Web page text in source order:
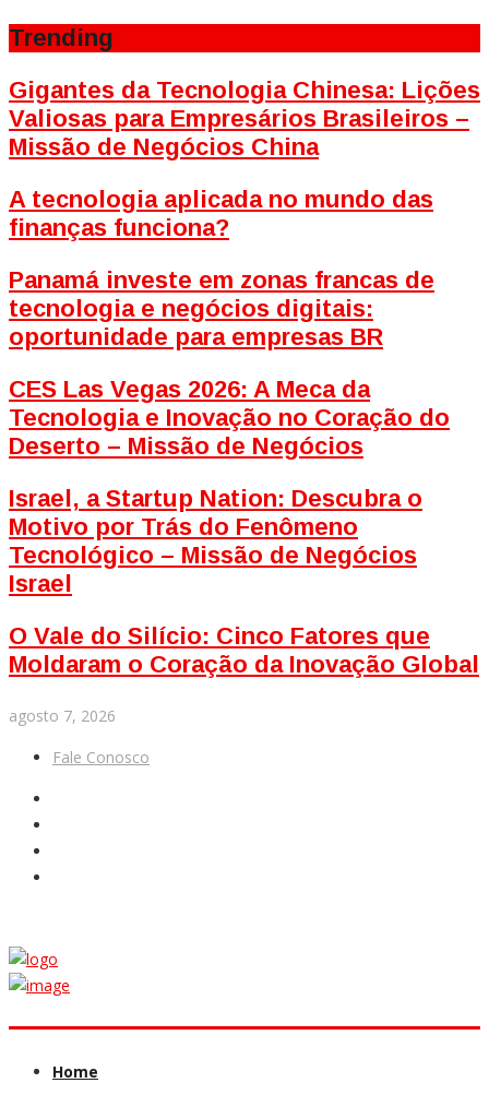
Trending
Gigantes da Tecnologia Chinesa: Lições
Valiosas para Empresários Brasileiros –
Missão de Negócios China
A tecnologia aplicada no mundo das
finanças funciona?
Panamá investe em zonas francas de
tecnologia e negócios digitais:
oportunidade para empresas BR
CES Las Vegas 2026: A Meca da
Tecnologia e Inovação no Coração do
Deserto – Missão de Negócios
Israel, a Startup Nation: Descubra o
Motivo por Trás do Fenômeno
Tecnológico – Missão de Negócios
Israel
O Vale do Silício: Cinco Fatores que
Moldaram o Coração da Inovação Global
agosto 7, 2026
Fale Conosco
Home